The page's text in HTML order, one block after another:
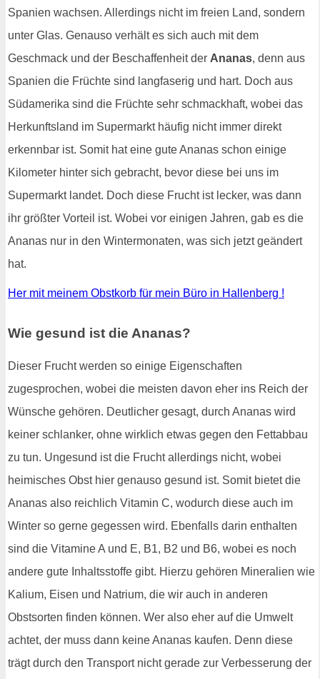
Spanien wachsen. Allerdings nicht im freien Land, sondern
unter Glas. Genauso verhält es sich auch mit dem
Geschmack und der Beschaffenheit der Ananas, denn aus
Spanien die Früchte sind langfaserig und hart. Doch aus
Südamerika sind die Früchte sehr schmackhaft, wobei das
Herkunftsland im Supermarkt häufig nicht immer direkt
erkennbar ist. Somit hat eine gute Ananas schon einige
Kilometer hinter sich gebracht, bevor diese bei uns im
Supermarkt landet. Doch diese Frucht ist lecker, was dann
ihr größter Vorteil ist. Wobei vor einigen Jahren, gab es die
Ananas nur in den Wintermonaten, was sich jetzt geändert
hat.
Her mit meinem Obstkorb für mein Büro in Hallenberg !
Wie gesund ist die Ananas?
Dieser Frucht werden so einige Eigenschaften
zugesprochen, wobei die meisten davon eher ins Reich der
Wünsche gehören. Deutlicher gesagt, durch Ananas wird
keiner schlanker, ohne wirklich etwas gegen den Fettabbau
zu tun. Ungesund ist die Frucht allerdings nicht, wobei
heimisches Obst hier genauso gesund ist. Somit bietet die
Ananas also reichlich Vitamin C, wodurch diese auch im
Winter so gerne gegessen wird. Ebenfalls darin enthalten
sind die Vitamine A und E, B1, B2 und B6, wobei es noch
andere gute Inhaltsstoffe gibt. Hierzu gehören Mineralien wie
Kalium, Eisen und Natrium, die wir auch in anderen
Obstsorten finden können. Wer also eher auf die Umwelt
achtet, der muss dann keine Ananas kaufen. Denn diese
trägt durch den Transport nicht gerade zur Verbesserung der